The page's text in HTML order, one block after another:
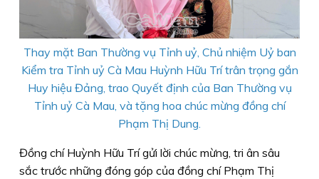
Thay mặt Ban Thường vụ Tỉnh uỷ, Chủ nhiệm Uỷ ban
Kiểm tra Tỉnh uỷ Cà Mau Huỳnh Hữu Trí trân trọng gắn
Huy hiệu Đảng, trao Quyết định của Ban Thường vụ
Tỉnh uỷ Cà Mau, và tặng hoa chúc mừng đồng chí
Phạm Thị Dung.
Đồng chí Huỳnh Hữu Trí gửi lời chúc mừng, tri ân sâu
sắc trước những đóng góp của đồng chí Phạm Thị